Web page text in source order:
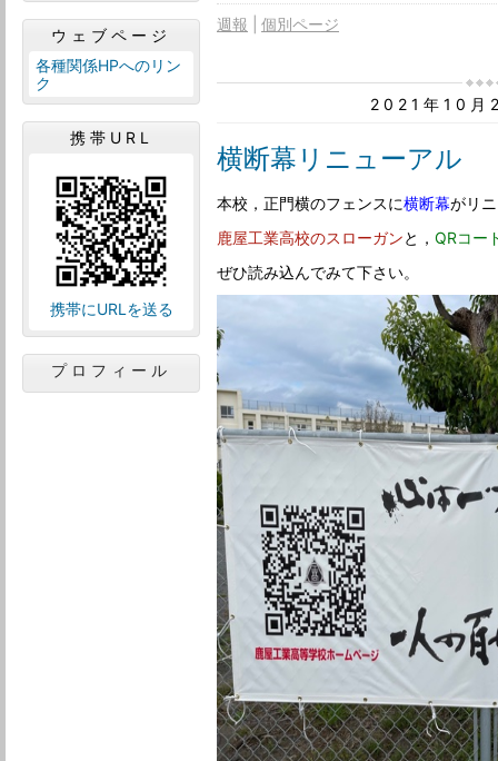
週報 個別ページ
2021年10月
横断幕リニューアル
本校，正門横のフェンスに横断幕がリ
鹿屋工業高校のスローガンと， QRコー
ぜひ読み込んでみて下さい。
ウェブページ
各種関係HPへのリン
ク
携帯URL
携帯にURLを送る
プロフィール